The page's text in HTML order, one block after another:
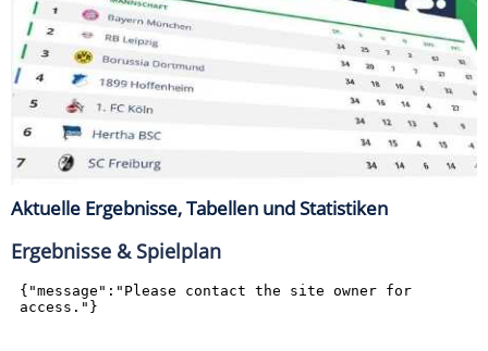
Aktuelle Ergebnisse, Tabellen und Statistiken
Ergebnisse & Spielplan